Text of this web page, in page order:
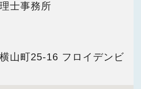
お問い合わせ
すぐ会員登録
士事務所
山町25-16 フロイデンビ